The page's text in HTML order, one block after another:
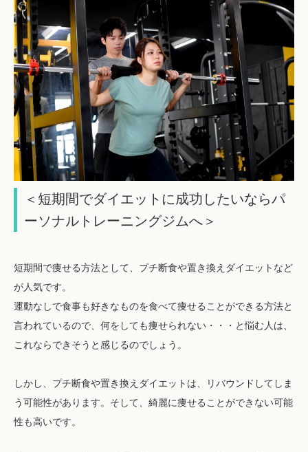
＜短期間でダイエットに成功したいならパ
ーソナルトレーニングジムへ＞
短期間で痩せる方法として、プチ断食や置き換えダイエットなど
が人気です。
運動なしで食事も好きなものを食べて痩せることができる方法と
言われているので、何をしても痩せられない・・・と悩む人は、
これならできそうと感じるのでしょう。
しかし、プチ断食や置き換えダイエットは、リバウンドしてしま
う可能性があります。そして、綺麗に痩せることができない可能
性も高いです。